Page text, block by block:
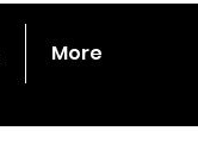
More